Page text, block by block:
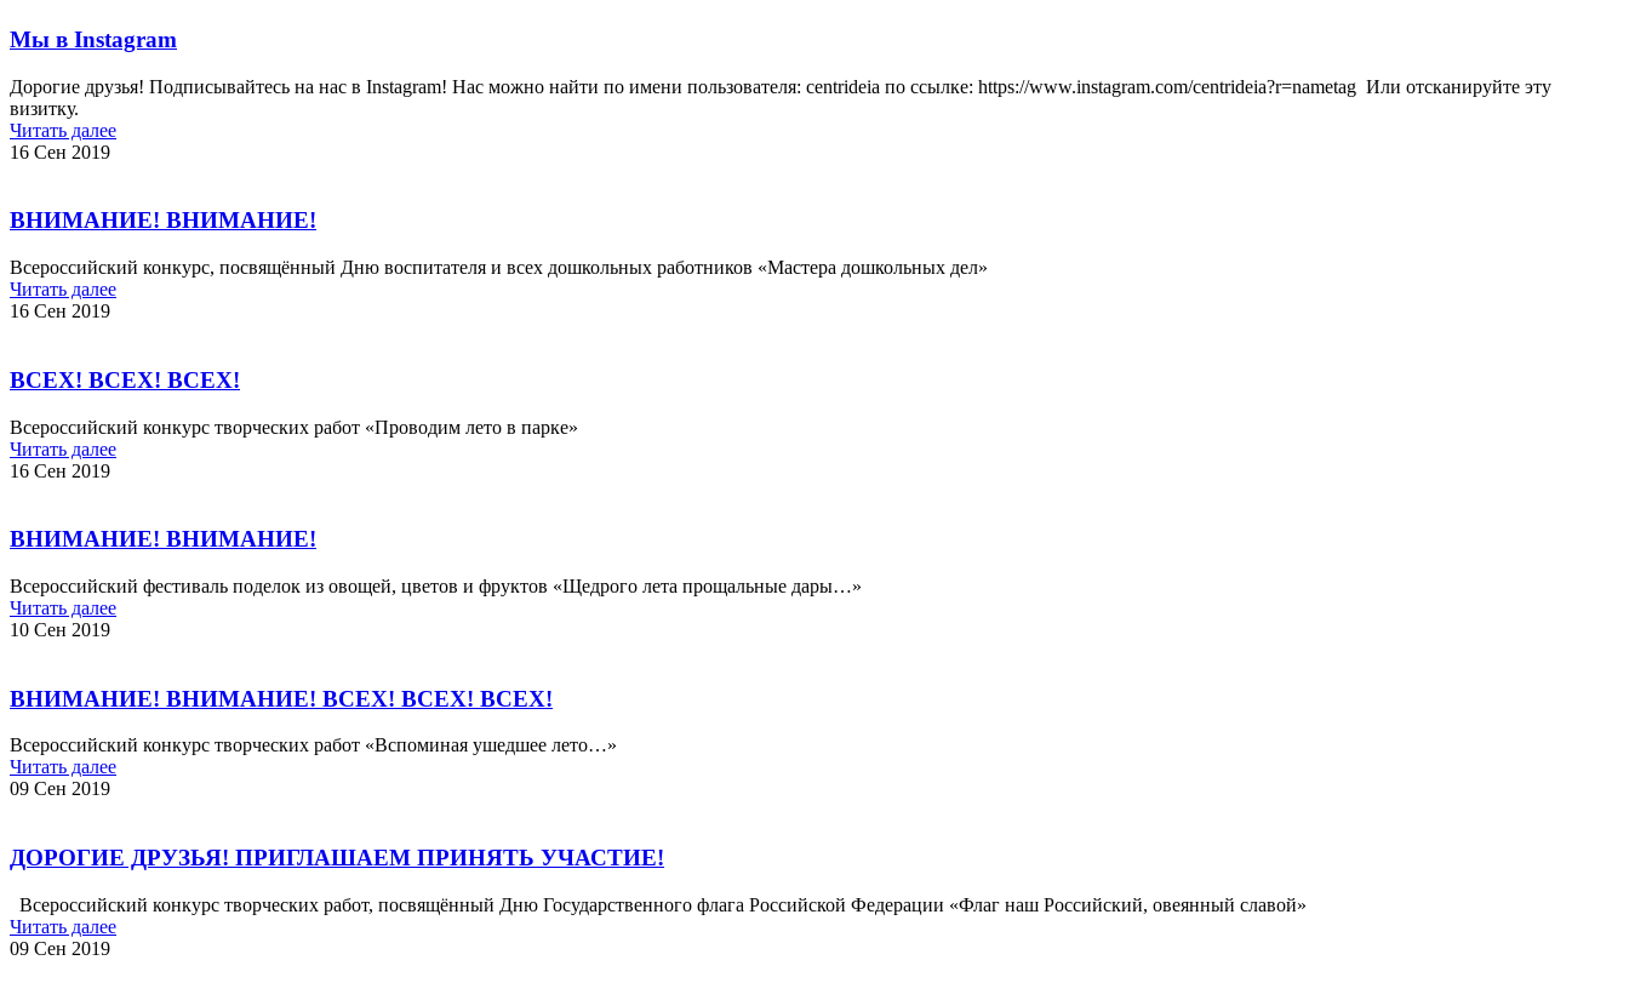
Мы в Instagram
Дорогие друзья! Подписывайтесь на нас в Instagram! Нас можно найти по имени пользователя: centrideia по ссылке: https://www.instagram.com/centrideia?r=nametag Или отсканируйте эту
визитку.
Читать далее
16 Сен 2019
ВНИМАНИЕ! ВНИМАНИЕ!
Всероссийский конкурс, посвящённый Дню воспитателя и всех дошкольных работников «Мастера дошкольных дел»
Читать далее
16 Сен 2019
ВСЕХ! ВСЕХ! ВСЕХ!
Всероссийский конкурс творческих работ «Проводим лето в парке»
Читать далее
16 Сен 2019
ВНИМАНИЕ! ВНИМАНИЕ!
Всероссийский фестиваль поделок из овощей, цветов и фруктов «Щедрого лета прощальные дары…»
Читать далее
10 Сен 2019
ВНИМАНИЕ! ВНИМАНИЕ! ВСЕХ! ВСЕХ! ВСЕХ!
Всероссийский конкурс творческих работ «Вспоминая ушедшее лето…»
Читать далее
09 Сен 2019
ДОРОГИЕ ДРУЗЬЯ! ПРИГЛАШАЕМ ПРИНЯТЬ УЧАСТИЕ!
Всероссийский конкурс творческих работ, посвящённый Дню Государственного флага Российской Федерации «Флаг наш Российский, овеянный славой»​
Читать далее
09 Сен 2019